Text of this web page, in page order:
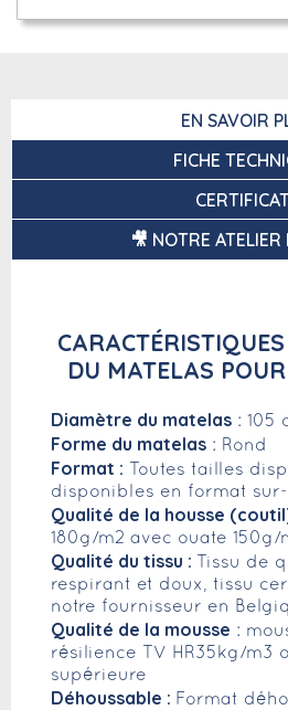
EN SAVOIR
FICHE
🎥 NOTRE ATELIER
DU MATELAS
Diamètre du matelas : 105
Forme du matelas : Rond
Format : Toutes tailles
disponibles en format
Qualité de la housse
180g/m2 avec ouate 150g/
Qualité du tissu :
Tissu de
respirant et doux, tissu
notre fournisseur en
Qualité de la mousse :
résilience TV HR35kg/m3
supérieure
Déhoussable : Format